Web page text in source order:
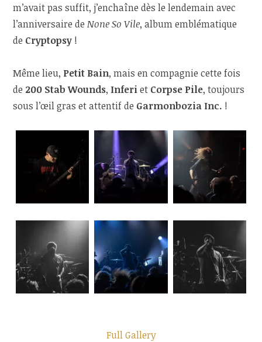
m’avait pas suffit, j’enchaîne dès le lendemain avec
l’anniversaire deNone So Vile, album emblématique
de Cryptopsy !
Même lieu, Petit Bain, mais en compagnie cette fois
de 200 Stab Wounds, Inferiet Corpse Pile, toujours
sous l’œil gras et attentif de Garmonbozia Inc. !
Full Gallery